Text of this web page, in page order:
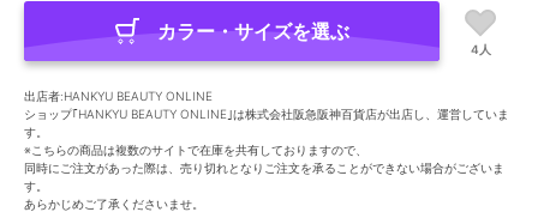
カラー・サイズを選ぶ
4人
出店者:HANKYU BEAUTY ONLINE
ショップ｢HANKYU BEAUTY ONLINE｣は株式会社阪急阪神百貨店が出店し、運営していま
す。
※こちらの商品は複数のサイトで在庫を共有しておりますので、
同時にご注文があった際は、売り切れとなりご注文を承ることができない場合がございま
す。
あらかじめご了承くださいませ。